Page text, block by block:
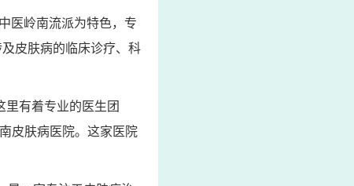
医岭南流派为特色，专
皮肤病的临床诊疗、科
有着专业的医生团
皮肤病医院。这家医院